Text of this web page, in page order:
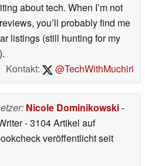
about tech. When I’m not
you’ll probably find me
listings (still hunting for my
Kontakt:
@TechWithMuchiri
Nicole Dominikowski-
- 3104 Artikel auf
veröffentlichtseit